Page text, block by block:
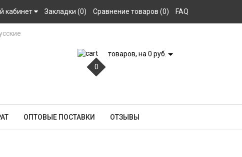
кабинет Закладки (0) Сравнение товаров (0) FAQ
0
товаров, на 0 руб.
ОПТОВЫЕ ПОСТАВКИ ОТЗЫВЫ